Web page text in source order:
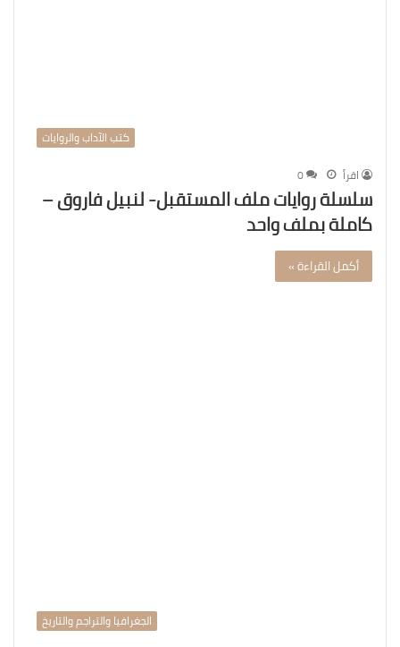
كتب الآداب والروايات
اقرأ
0
سلسلة روايات ملف المستقبل- لنبيل فاروق –
كاملة بملف واحد
أكمل القراءة »
الجغرافيا والتراجم والتاريخ